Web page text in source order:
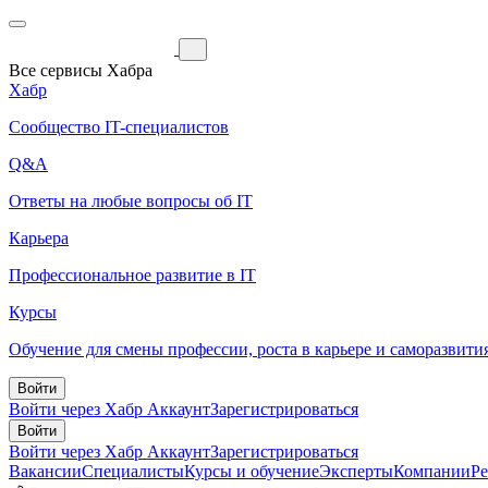
Все сервисы Хабра
Хабр
Сообщество IT-специалистов
Q&A
Ответы на любые вопросы об IT
Карьера
Профессиональное развитие в IT
Курсы
Обучение для смены профессии, роста в карьере и
Войти
Войти через Хабр АккаунтЗарегистрироваться
Войти
Войти через Хабр АккаунтЗарегистрироваться
ВакансииСпециалистыКурсы и обучениеЭкспертыКомпании